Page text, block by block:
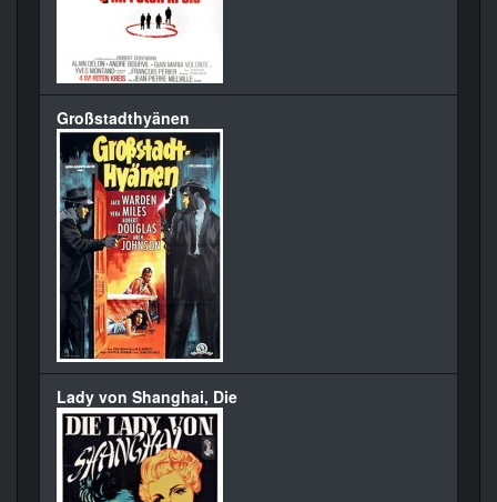
Großstadthyänen
Lady von Shanghai, Die